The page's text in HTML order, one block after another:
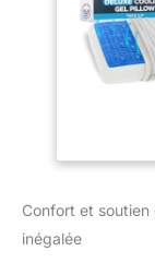
Confort et
inégalée